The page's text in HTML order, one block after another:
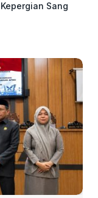
Sang